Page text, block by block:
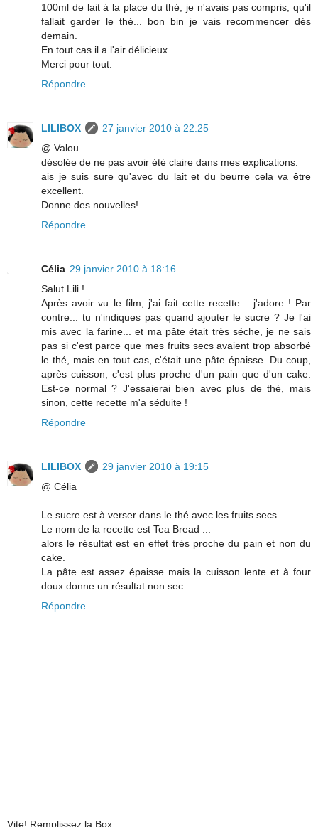
100ml de lait à la place du thé, je n'avais pas compris, qu'il
fallait garder le thé... bon bin je vais recommencer dés
demain.
En tout cas il a l'air délicieux.
Merci pour tout.
Répondre
LILIBOX
27 janvier 2010 à 22:25
@ Valou
désolée de ne pas avoir été claire dans mes explications.
ais je suis sure qu'avec du lait et du beurre cela va être
excellent.
Donne des nouvelles!
Répondre
Célia 29 janvier 2010 à 18:16
Salut Lili !
Après avoir vu le film, j'ai fait cette recette... j'adore ! Par
contre... tu n'indiques pas quand ajouter le sucre ? Je l'ai
mis avec la farine... et ma pâte était très séche, je ne sais
pas si c'est parce que mes fruits secs avaient trop absorbé
le thé, mais en tout cas, c'était une pâte épaisse. Du coup,
après cuisson, c'est plus proche d'un pain que d'un cake.
Est-ce normal ? J'essaierai bien avec plus de thé, mais
sinon, cette recette m'a séduite !
Répondre
LILIBOX
29 janvier 2010 à 19:15
@ Célia
Le sucre est à verser dans le thé avec les fruits secs.
Le nom de la recette est Tea Bread ...
alors le résultat est en effet très proche du pain et non du
cake.
La pâte est assez épaisse mais la cuisson lente et à four
doux donne un résultat non sec.
Répondre
Vite! Remplissez la Box ...